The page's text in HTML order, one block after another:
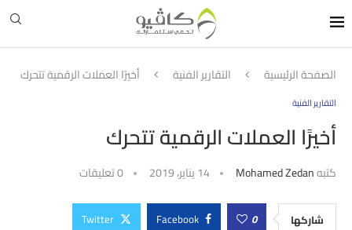
الصفحة الرئيسية التقارير الفنية أخيرًا العملات الرقمية تتحرك
التقارير الفنية
أخيرًا العملات الرقمية تتحرك
كتبهMohamed Zedan 14 يناير، 2019 0 تعليقات
شاركها 0
Facebook
Twitter